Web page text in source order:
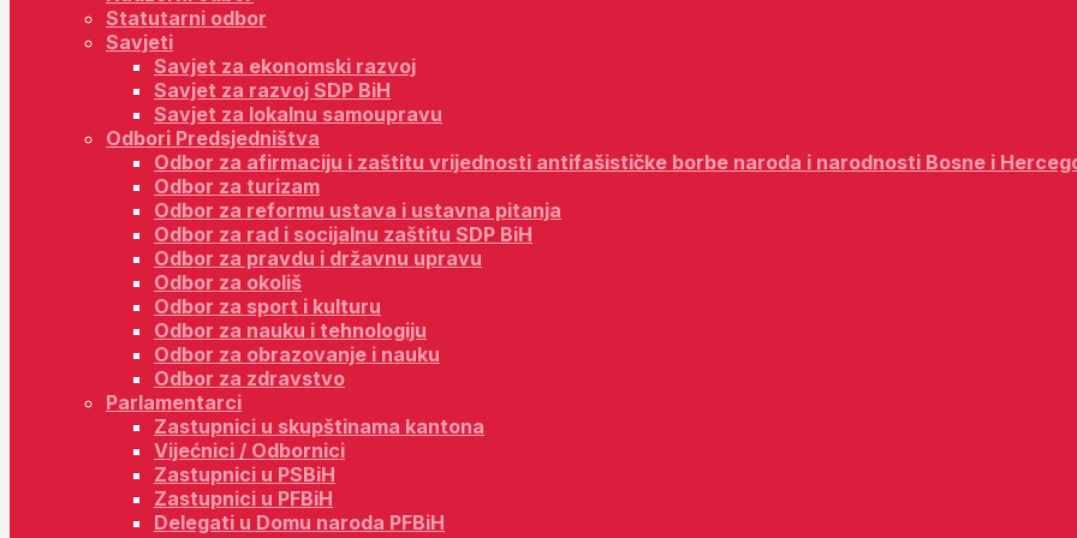
Statutarni odbor
Savjeti
Savjet za ekonomski razvoj
Savjet za razvoj SDP BiH
Savjet za lokalnu samoupravu
Odbori Predsjedništva
Odbor za afirmaciju i zaštitu vrijednosti antifašističke borbe naroda i narodnosti Bosne i
Odbor za turizam
Odbor za reformu ustava i ustavna pitanja
Odbor za rad i socijalnu zaštitu SDP BiH
Odbor za pravdu i državnu upravu
Odbor za okoliš
Odbor za sport i kulturu
Odbor za nauku i tehnologiju
Odbor za obrazovanje i nauku
Odbor za zdravstvo
Parlamentarci
Zastupnici u skupštinama kantona
Vijećnici / Odbornici
Zastupnici u PSBiH
Zastupnici u PFBiH
Delegati u Domu naroda PFBiH